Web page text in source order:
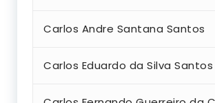
Carlos Andre Santana Santos
Carlos Eduardo da Silva Santos